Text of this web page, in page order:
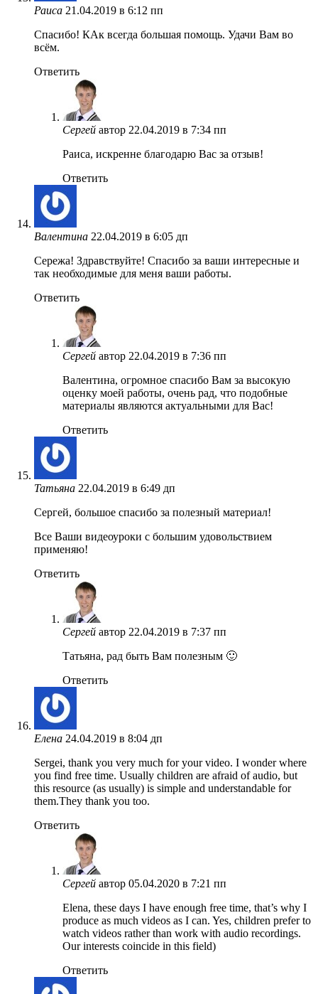
Раиса 21.04.2019 в 6:12 пп
Спасибо! КАк всегда большая помощь. Удачи Вам во
всём.
Ответить
Сергей автор 22.04.2019 в 7:34 пп
Раиса, искренне благодарю Вас за отзыв!
Ответить
Валентина 22.04.2019 в 6:05 дп
Сережа! Здравствуйте! Спасибо за ваши интересные и
так необходимые для меня ваши работы.
Ответить
Сергей автор 22.04.2019 в 7:36 пп
Валентина, огромное спасибо Вам за высокую
оценку моей работы, очень рад, что подобные
материалы являются актуальными для Вас!
Ответить
Татьяна 22.04.2019 в 6:49 дп
Сергей, большое спасибо за полезный материал!
Все Ваши видеоуроки с большим удовольствием
применяю!
Ответить
Сергей автор 22.04.2019 в 7:37 пп
Татьяна, рад быть Вам полезным 🙂
Ответить
Елена 24.04.2019 в 8:04 дп
Sergei, thank you very much for your video. I wonder where
you find free time. Usually children are afraid of audio, but
this resource (as usually) is simple and understandable for
them.They thank you too.
Ответить
Сергей автор 05.04.2020 в 7:21 пп
Elena, these days I have enough free time, that’s why I
produce as much videos as I can. Yes, children prefer to
watch videos rather than work with audio recordings.
Our interests coincide in this field)
Ответить